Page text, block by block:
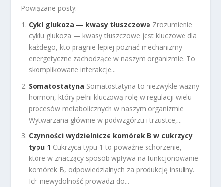
Powiązane posty:
Cykl glukoza — kwasy tłuszczowe Zrozumienie
cyklu glukoza — kwasy tłuszczowe jest kluczowe dla
każdego, kto pragnie lepiej poznać mechanizmy
energetyczne zachodzące w naszym organizmie. To
skomplikowane interakcje...
Somatostatyna Somatostatyna to niezwykle ważny
hormon, który pełni kluczową rolę w regulacji wielu
procesów metabolicznych w naszym organizmie.
Wytwarzana głównie w podwzgórzu i trzustce,...
Czynności wydzielnicze komórek B w cukrzycy
typu 1 Cukrzyca typu 1 to poważne schorzenie,
które w znaczący sposób wpływa na funkcjonowanie
komórek B, odpowiedzialnych za produkcję insuliny.
Ich niewydolność prowadzi do...